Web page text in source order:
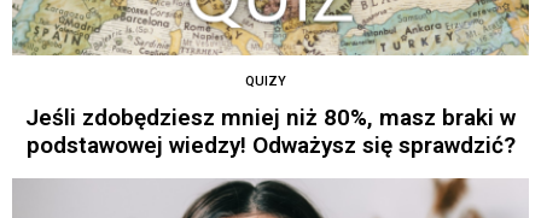
QUIZY
Jeśli zdobędziesz mniej niż 80%, masz braki w
podstawowej wiedzy! Odważysz się sprawdzić?